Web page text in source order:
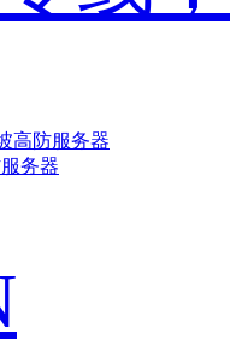
高防服务器
务器